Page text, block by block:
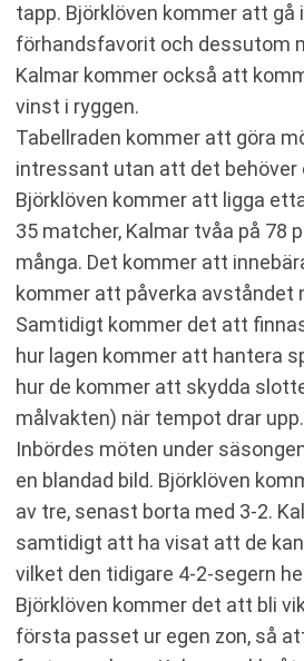
tapp. Björklöven kommer att gå
förhandsfavorit och dessutom
Kalmar kommer också att
vinst i ryggen.
Tabellraden kommer att göra
intressant utan att det behöver
Björklöven kommer att ligga
35 matcher, Kalmar tvåa på 78
många. Det kommer att
kommer att påverka avståndet
Samtidigt kommer det att
hur lagen kommer att hantera
hur de kommer att skydda
målvakten) när tempot drar upp.
Inbördes möten under
en blandad bild. Björklöven
av tre, senast borta med 3-2.
samtidigt att ha visat att de
vilket den tidigare 4-2-segern
Björklöven kommer det att bli
första passet ur egen zon, så